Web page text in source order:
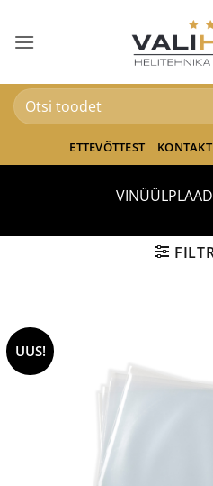
content
Otsi:
ETTEVÕTTEST KONTAKT
UUS!